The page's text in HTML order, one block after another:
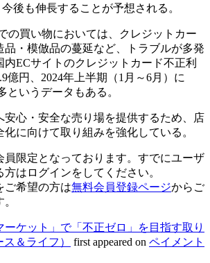
後も伸長することが予想される。
の買い物においては、クレジットカー
品・模倣品の蔓延など、トラブルが多発
内ECサイトのクレジットカード不正利
億円、2024年上半期（1月～6月）に
というデータもある。
安心・安全な売り場を提供するため、店
に向けて取り組みを強化している。
員限定となっております。すでにユーザ
はログインをしてください。
ご希望の方は無料会員登録ページからご
ーケット」で「不正ゼロ」を目指す取り
＆ライフ）
first appeared on ペイメント